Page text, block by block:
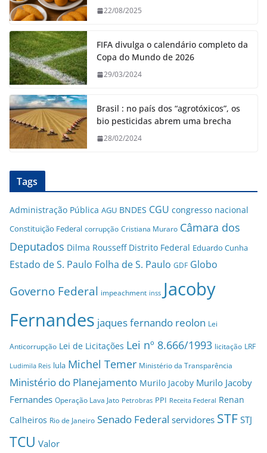
22/08/2025
FIFA divulga o calendário completo da
Copa do Mundo de 2026
29/03/2024
Brasil : no país dos “agrotóxicos”, os
bio pesticidas abrem uma brecha
28/02/2024
Tags
Administração Pública AGU BNDES CGU congresso nacional
Constituição Federal corrupção Cristiana Muraro Câmara dos
Deputados Dilma Rousseff Distrito Federal Eduardo Cunha
Estado de S. Paulo Folha de S. Paulo GDF Globo
Governo Federal impeachment inss Jacoby
Fernandes jaques fernando reolon Lei
Anticorrupção Lei de Licitações Lei nº 8.666/1993 licitação LRF
Ludimila Reis lula Michel Temer Ministério da Transparência
Ministério do Planejamento Murilo Jacoby Murilo Jacoby
Fernandes Operação Lava Jato Petrobras PPI Receita Federal Renan
Calheiros Rio de Janeiro Senado Federal servidores STF STJ
TCU Valor